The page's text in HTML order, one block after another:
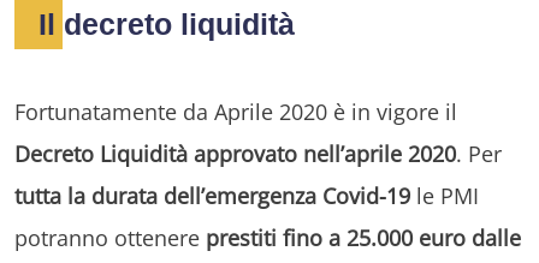
Il decreto liquidità
Fortunatamente da Aprile 2020 è in vigore il
Decreto Liquidità approvato nell’aprile 2020. Per
tutta la durata dell’emergenza Covid-19 le PMI
potranno ottenere prestiti fino a 25.000 euro dalle